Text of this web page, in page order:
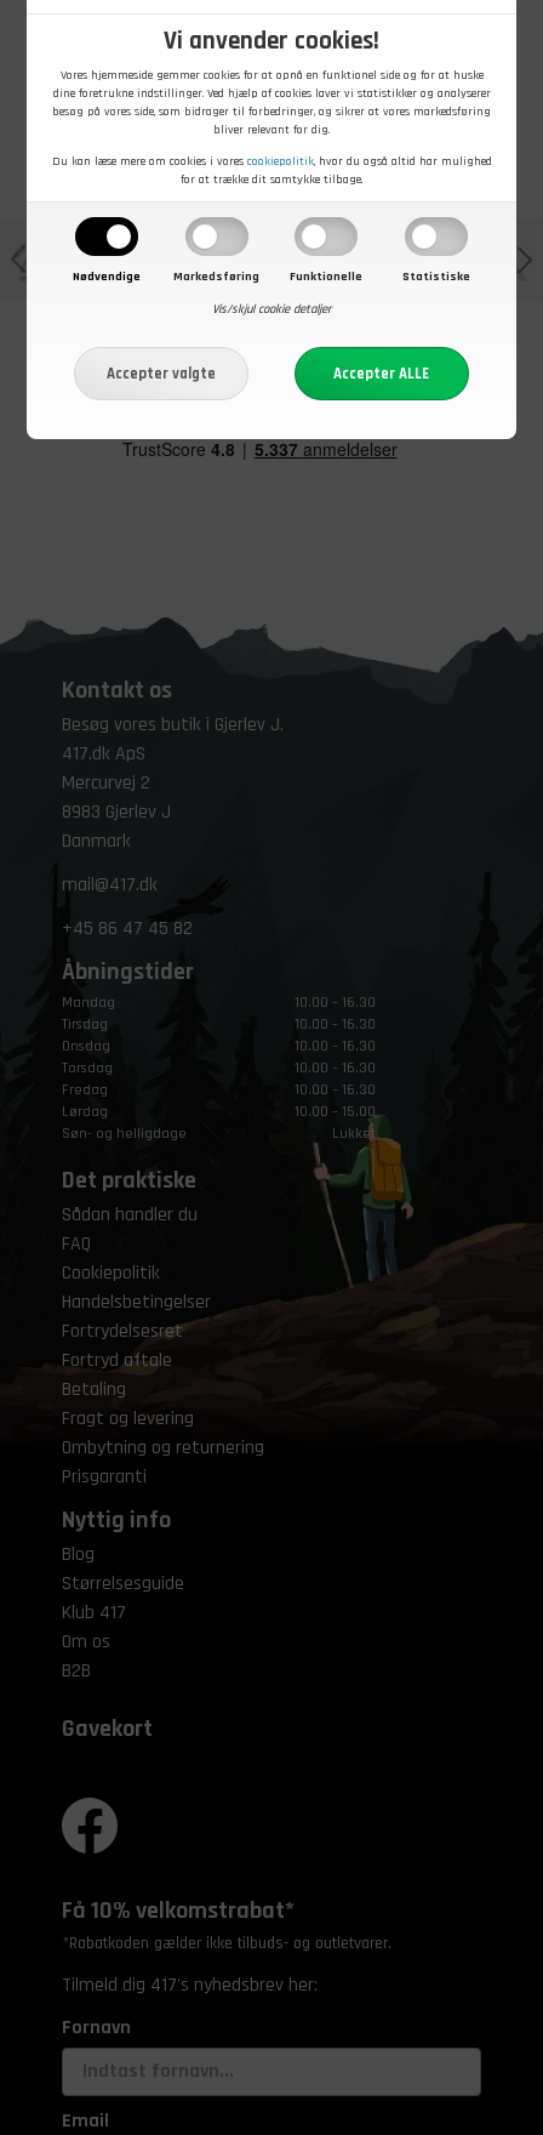
Vi anvender cookies!
Vores hjemmeside gemmer cookies for at opnå en funktionel side og for at huske
dine foretrukne indstillinger. Ved hjælp af cookies laver vi statistikker og analyserer
besøg på vores side, som bidrager til forbedringer, og sikrer at vores markedsføring
bliver relevant for dig.
Du kan læse mere om cookies i vores cookiepolitik, hvor du også altid har mulighed
for at trække dit samtykke tilbage.
Nødvendige Markedsføring Funktionelle
Statistiske
Vis/skjul cookie detaljer
På lager - Køb nu
Kontakt os
Besøg vores butik i Gjerlev J.
417.dk ApS
Mercurvej 2
8983 Gjerlev J
Danmark
mail@417.dk
+45 86 47 45 82
Åbningstider
Mandag
10.00 – 16.30
Tirsdag
10.00 – 16.30
Onsdag
10.00 – 16.30
Torsdag
10.00 – 16.30
Fredag
10.00 – 16.30
Lørdag
10.00 – 15.00
Søn- og helligdage
Lukket
Det praktiske
Sådan handler du
FAQ
Cookiepolitik
Handelsbetingelser
Fortrydelsesret
Fortryd aftale
Betaling
Fragt og levering
Ombytning og returnering
Prisgaranti
Nyttig info
Blog
Størrelsesguide
Klub 417
Om os
B2B
Gavekort
Få 10% velkomstrabat*
*Rabatkoden gælder ikke tilbuds- og outletvarer.
Tilmeld dig 417's nyhedsbrev her:
Fornavn
Email